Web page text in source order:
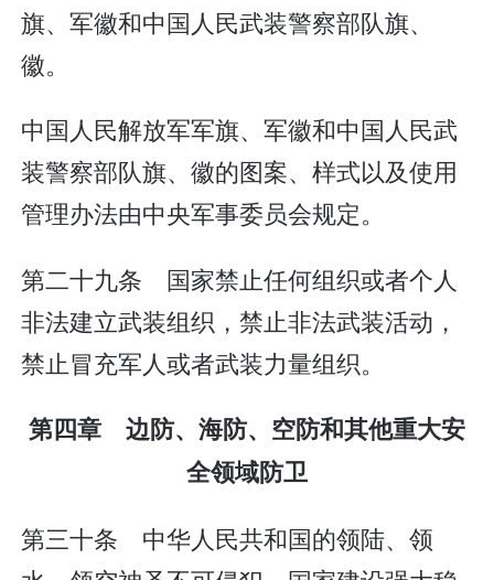
旗、军徽和中国人民武装警察部队旗、
徽。
中国人民解放军军旗、军徽和中国人民武
装警察部队旗、徽的图案、样式以及使用
管理办法由中央军事委员会规定。
第二十九条 国家禁止任何组织或者个人
非法建立武装组织，禁止非法武装活动，
禁止冒充军人或者武装力量组织。
第四章 边防、海防、空防和其他重大安
全领域防卫
第三十条 中华人民共和国的领陆、领